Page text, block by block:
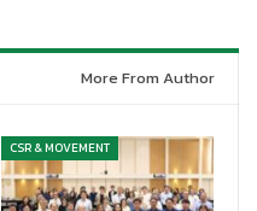
More From Author
CSR & MOVEMENT